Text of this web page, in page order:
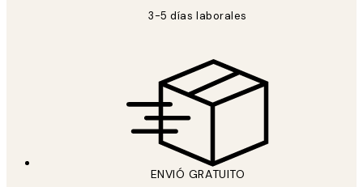
3-5 días laborales
ENVIÓ GRATUITO